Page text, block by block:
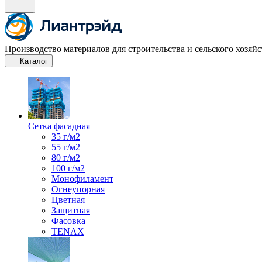
Производство материалов для строительства и сельского
Каталог
Сетка фасадная
35 г/м2
55 г/м2
80 г/м2
100 г/м2
Монофиламент
Огнеупорная
Цветная
Защитная
Фасовка
TENAX